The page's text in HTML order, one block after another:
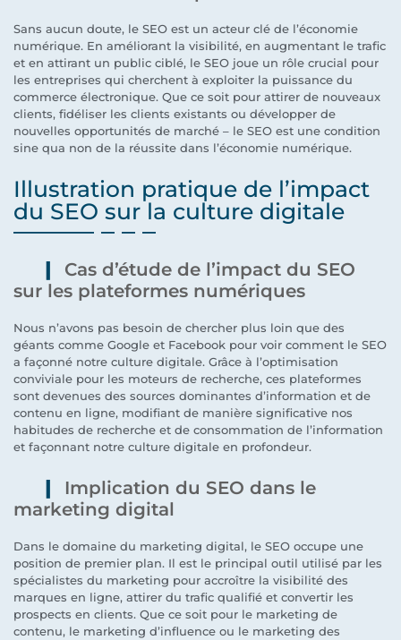
Sans aucun doute, le SEO est un acteur clé de l’économie
numérique. En améliorant la visibilité, en augmentant le trafic
et en attirant un public ciblé, le SEO joue un rôle crucial pour
les entreprises qui cherchent à exploiter la puissance du
commerce électronique. Que ce soit pour attirer de nouveaux
clients, fidéliser les clients existants ou développer de
nouvelles opportunités de marché – le SEO est une condition
sine qua non de la réussite dans l’économie numérique.
Illustration pratique de l’impact
du SEO sur la culture digitale
Cas d’étude de l’impact du SEO
sur les plateformes numériques
Nous n’avons pas besoin de chercher plus loin que des
géants comme Google et Facebook pour voir comment le SEO
a façonné notre culture digitale. Grâce à l’optimisation
conviviale pour les moteurs de recherche, ces plateformes
sont devenues des sources dominantes d’information et de
contenu en ligne, modifiant de manière significative nos
habitudes de recherche et de consommation de l’information
et façonnant notre culture digitale en profondeur.
Implication du SEO dans le
marketing digital
Dans le domaine du marketing digital, le SEO occupe une
position de premier plan. Il est le principal outil utilisé par les
spécialistes du marketing pour accroître la visibilité des
marques en ligne, attirer du trafic qualifié et convertir les
prospects en clients. Que ce soit pour le marketing de
contenu, le marketing d’influence ou le marketing des